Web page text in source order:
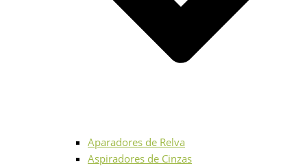
Aparadores de Relva
Aspiradores de Cinzas